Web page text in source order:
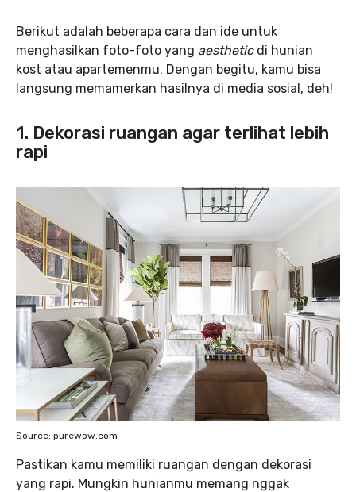
Berikut adalah beberapa cara dan ide untuk
menghasilkan foto-foto yang aestheticdi hunian
kost atau apartemenmu. Dengan begitu, kamu bisa
langsung memamerkan hasilnya di media sosial, deh!
1. Dekorasi ruangan agar terlihat lebih
rapi
Source: purewow.com
Pastikan kamu memiliki ruangan dengan dekorasi
yang rapi. Mungkin hunianmu memang nggak